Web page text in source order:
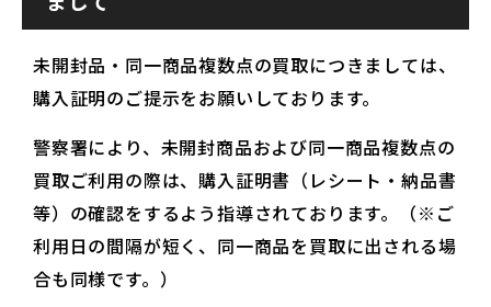
未開封品・同一商品複数点の買取につきましては、
購入証明のご提示をお願いしております。
警察署により、未開封商品および同一商品複数点の
買取ご利用の際は、購入証明書（レシート・納品書
等）の確認をするよう指導されております。（※ご
利用日の間隔が短く、同一商品を買取に出される場
合も同様です。）